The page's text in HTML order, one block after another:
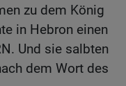
zu dem König
in Hebron einen
Und sie salbten
dem Wort des